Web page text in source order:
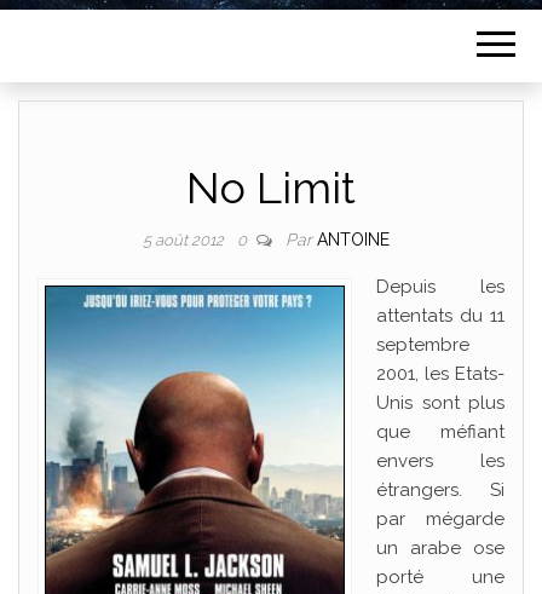
No Limit
5 août 2012 0 ParANTOINE
Depuis les
attentats du 11
septembre
2001, les Etats-
Unis sont plus
que méfiant
envers les
étrangers. Si
par mégarde
un arabe ose
porté une